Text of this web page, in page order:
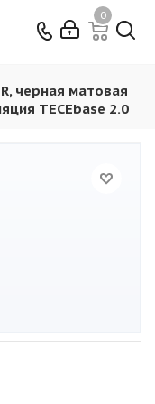
0
черная матовая
TECEbase 2.0